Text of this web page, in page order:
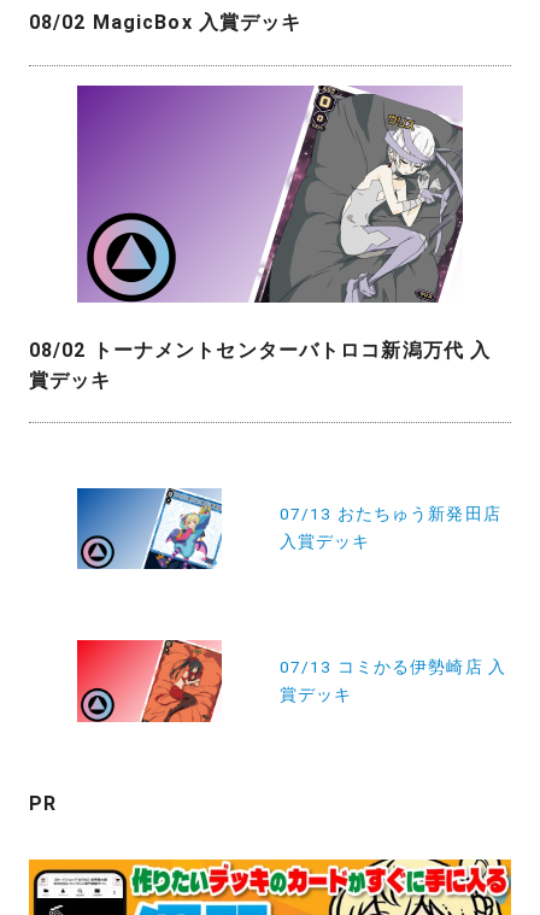
08/02 MagicBox 入賞デッキ
08/02 トーナメントセンターバトロコ新潟万代 入
賞デッキ
ン
07/13 おたちゅう新発田店
入賞デッキ
07/13 コミかる伊勢崎店 入
賞デッキ
PR